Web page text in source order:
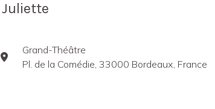
Grand-Théâtre
Pl. de la Comédie, 33000 Bordeaux, France